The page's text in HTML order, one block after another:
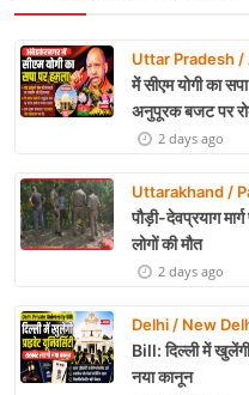
Uttar Pradesh /
में सीएम योगी का
अनुपूरक बजट पर
2 days ago
Uttarakhand /
पौड़ी-देवप्रयाग
लोगों की मौत
2 days ago
Delhi / New
Bill: दिल्ली में खुलेंगी
नया कानून